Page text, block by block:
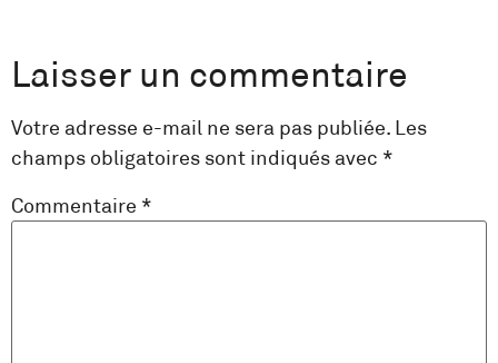
Laisser un commentaire
Votre adresse e-mail ne sera pas publiée. Les
champs obligatoires sont indiqués avec *
Commentaire *